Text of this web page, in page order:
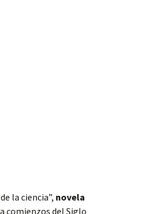
la ciencia”, novela
comienzos del Siglo